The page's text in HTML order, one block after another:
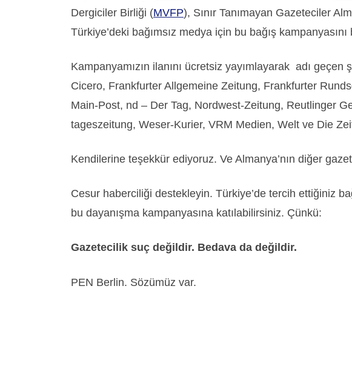
Dergiciler Birliği (MVFP), Sınır Tanımayan Gazeteciler
Türkiye’deki bağımsız medya için bu bağış kampanyasını
Kampanyamızın ilanını ücretsiz yayımlayarak adı
Cicero, Frankfurter Allgemeine Zeitung, Frankfurter
Main-Post, nd – Der Tag, Nordwest-Zeitung, Reutlinger
tageszeitung, Weser-Kurier, VRM Medien, Welt ve Die
Kendilerine teşekkür ediyoruz. Ve Almanya’nın diğer
Cesur haberciliği destekleyin. Türkiye’de tercih ettiğiniz
bu dayanışma kampanyasına katılabilirsiniz. Çünkü:
Gazetecilik suç değildir. Bedava da değildir.
PEN Berlin. Sözümüz var.